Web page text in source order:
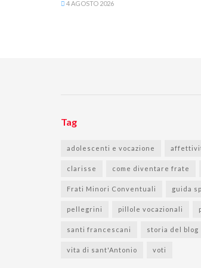
4 AGOSTO 2026
Tag
adolescenti e vocazione
clarisse come diventare frate
Frati Minori Conventuali guida
pellegrini pillole vocazionali
santi francescani storia del blog
vita di sant'Antonio voti